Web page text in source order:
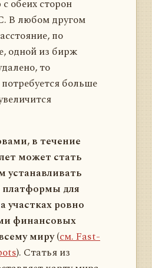
обеих сторон
В любом другом
по
одной из бирж
то
больше
в течение
может стать
платформы для
участках ровно
финансовых
миру(см. Fast-
). Статья из